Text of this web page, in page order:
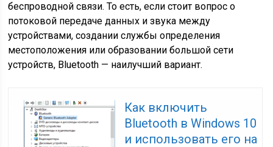
беспроводной связи. То есть, если стоит вопрос о
потоковой передаче данных и звука между
устройствами, создании службы определения
местоположения или образовании большой сети
устройств, Bluetooth — наилучший вариант.
Как включить
Bluetooth в Windows 10
и использовать его на